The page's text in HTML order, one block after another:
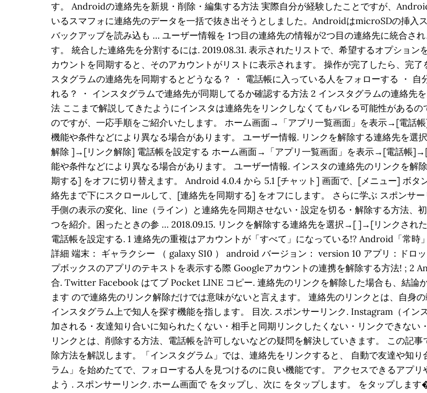
す。 Androidの連絡先を新規・削除・編集する方法 実際自分が経験したことですが、
いるスマフォに連絡先のデータを一括で抜き出そうとしました。AndroidはmicroSDの挿入
バックアップを読み込も … ユーザー情報を 1つ目の連絡先の情報が2つ目の連絡先に統合さ
す。 統合した連絡先を分割するには. 2019.08.31. 表示されたリストで、希望するオプショ
カウントを同期すると、そのアカウントがリストに表示されます。 操作が完了したら、完
スタグラムの連絡先を同期するとどうなる？ ・ 電話帳に入っている人をフォローする ・
れる？ ・ インスタグラムで連絡先が同期してるか確認する方法 2 インスタグラムの連絡先
法 ここまで解説してきたようにインスタは連絡先をリンクしなくてもバレる可能性がある
のですが、一応手順をご紹介いたします。 ホーム画面→「アプリ一覧画面」を表示→[電話
機能や条件などにより異なる場合があります。 ユーザー情報. リンクを解除する連絡先を
解除 ]→[リンク解除] 電話帳を設定する ホーム画面→「アプリ一覧画面」を表示→[電話帳
能や条件などにより異なる場合があります。 ユーザー情報. インスタの連絡先のリンクを解
期する] をオフに切り替えます。 Android 4.0.4 から 5.1 [チャット] 画面で、[メニュー] ボタ
絡先まで下にスクロールして、[連絡先を同期する] をオフにします。 さらに学ぶ スポンサ
手側の表示の変化、line（ライン）と連絡先を同期させない・設定を切る・解除する方法、
つを紹介。困ったときの参 … 2018.09.15. リンクを解除する連絡先を選択→[ ]→[リンクさ
電話帳を設定する. 1 連絡先の重複はアカウントが「すべて」になっている!? Android「常時
詳細 端末： ギャラクシー （ galaxy S10 ） android バージョン： version 10 アプリ：ドロ
プボックスのアプリのテキストを表示する際 Googleアカウントの連携を解除する方法! ; 2
合. Twitter Facebook はてブ Pocket LINE コピー. 連絡先のリンクを解除した場合も、結論
ます ので連絡先のリンク解除だけでは意味がないと言えます。 連絡先のリンクとは、自身
インスタグラム上で知人を探す機能を指します。 目次. スポンサーリンク. Instagram（イン
加される・友達知り合いに知られたくない・相手と同期リンクしたくない・リンクできない
リンクとは、削除する方法、電話帳を許可しないなどの疑問を解決していきます。 この記
除方法を解説します。「インスタグラム」では、連絡先をリンクすると、 自動で友達や知
ラム」を始めたてで、フォローする人を見つけるのに良い機能です。 アクセスできるアプ
よう . スポンサーリンク. ホーム画面で をタップし、次に をタップします。 をタップしま